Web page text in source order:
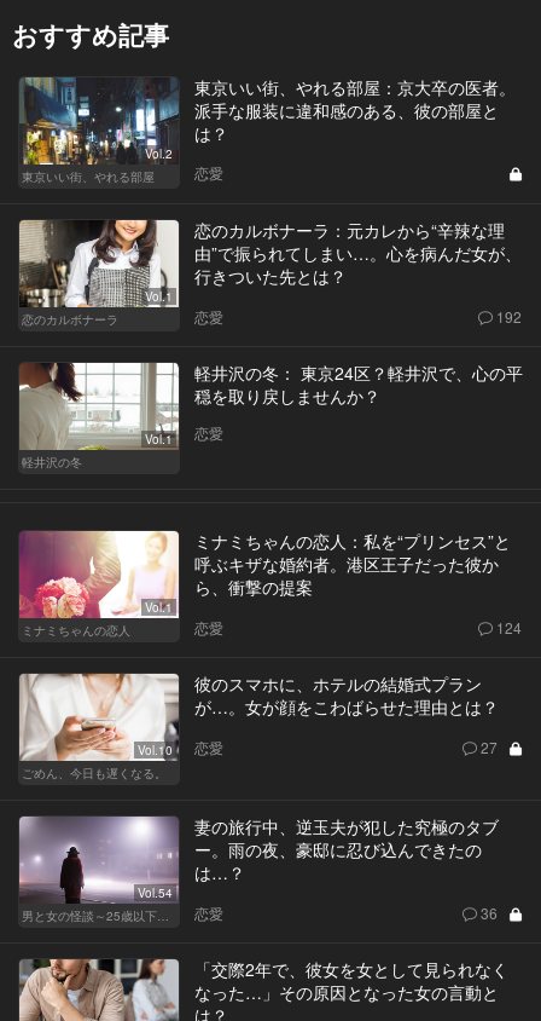
おすすめ記事
Vol.2
東京いい街、やれる部屋
東京いい街、やれる部屋：京大卒の医者。
派手な服装に違和感のある、彼の部屋と
は？
恋愛
Vol.1
恋のカルボナーラ
恋のカルボナーラ：元カレから“辛辣な理
由”で振られてしまい…。心を病んだ女が、
行きついた先とは？
恋愛 192
Vol.1
軽井沢の冬
軽井沢の冬： 東京24区？軽井沢で、心の平
穏を取り戻しませんか？
恋愛
Vol.1
ミナミちゃんの恋人
ミナミちゃんの恋人：私を“プリンセス”と
呼ぶキザな婚約者。港区王子だった彼か
ら、衝撃の提案
恋愛 124
Vol.10
ごめん、今日も遅くなる。
彼のスマホに、ホテルの結婚式プラン
が…。女が顔をこわばらせた理由とは？
恋愛 27
Vol.54
男と女の怪談～25歳以下閲覧禁止～
妻の旅行中、逆玉夫が犯した究極のタブ
ー。雨の夜、豪邸に忍び込んできたの
は…？
恋愛 36
「交際2年で、彼女を女として見られなく
なった…」その原因となった女の言動と
は？